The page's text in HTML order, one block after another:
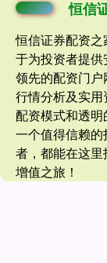
恒信
恒信证券配资
于为投资者提
领先的配资门户
行情分析及实
配资模式和透
一个值得信赖
者，都能在这
增值之旅！